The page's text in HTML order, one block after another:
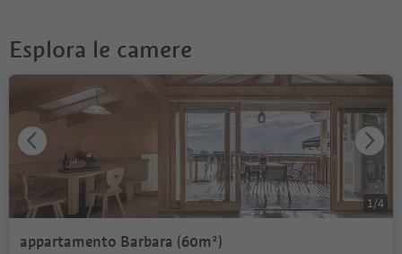
Esplora le camere
appartamento Barbara (60m²)
1 /4